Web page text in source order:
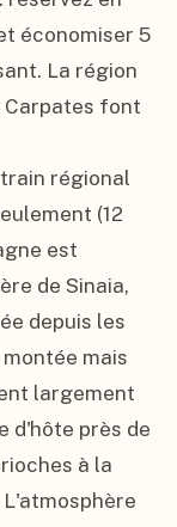
économiser 5
La région
Carpates font
régional
(12
est
de Sinaia,
depuis les
mais
largement
d'hôte près de
à la